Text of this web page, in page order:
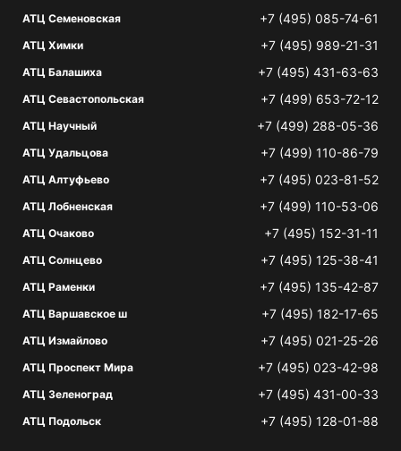
АТЦ Семеновская +7 (495) 085-74-61
АТЦ Химки +7 (495) 989-21-31
АТЦ Балашиха +7 (495) 431-63-63
АТЦ Севастопольская +7 (499) 653-72-12
АТЦ Научный +7 (499) 288-05-36
АТЦ Удальцова +7 (499) 110-86-79
АТЦ Алтуфьево +7 (495) 023-81-52
АТЦ Лобненская +7 (499) 110-53-06
АТЦ Очаково +7 (495) 152-31-11
АТЦ Солнцево +7 (495) 125-38-41
АТЦ Раменки +7 (495) 135-42-87
АТЦ Варшавское ш +7 (495) 182-17-65
АТЦ Измайлово +7 (495) 021-25-26
АТЦ Проспект Мира +7 (495) 023-42-98
АТЦ Зеленоград +7 (495) 431-00-33
АТЦ Подольск +7 (495) 128-01-88